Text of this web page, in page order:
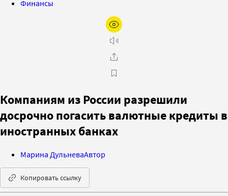
Финансы
Компаниям из России разрешили
досрочно погасить валютные кредиты в
иностранных банках
Марина ДульневаАвтор
Копировать ссылку